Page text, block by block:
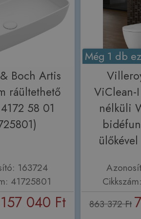
Boch Artis
ráültethető
58 01
163724
41725801
157 040 Ft
Még 1 db
ViClean-
nélküli
863 372 Ft